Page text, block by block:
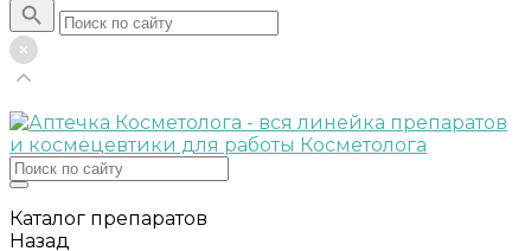
Каталог препаратов
Назад